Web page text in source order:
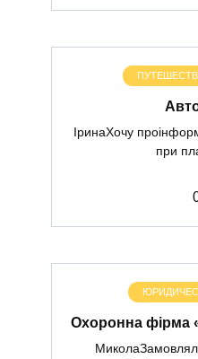
ІринаХочу
при
Охоронна